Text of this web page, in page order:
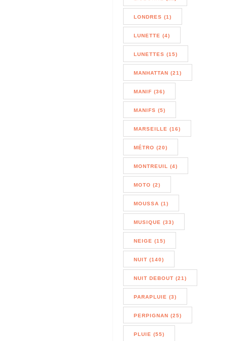
LONDRES (1)
LUNETTE (4)
LUNETTES (15)
MANHATTAN (21)
MANIF (36)
MANIFS (5)
MARSEILLE (16)
MÉTRO (20)
MONTREUIL (4)
MOTO (2)
MOUSSA (1)
MUSIQUE (33)
NEIGE (15)
NUIT (140)
NUIT DEBOUT (21)
PARAPLUIE (3)
PERPIGNAN (25)
PLUIE (55)